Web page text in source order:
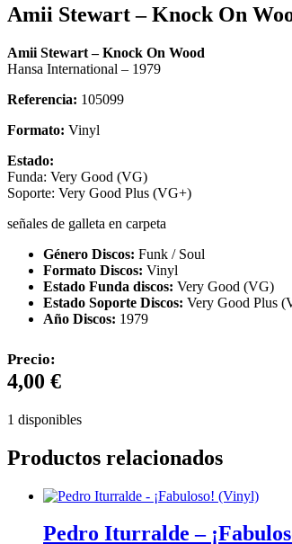
Amii Stewart – Knock On
Amii Stewart – Knock On Wood
Hansa International – 1979
Referencia: 105099
Formato: Vinyl
Estado:
Funda: Very Good (VG)
Soporte: Very Good Plus (VG+)
señales de galleta en carpeta
Género Discos: Funk / Soul
Formato Discos: Vinyl
Estado Funda discos: Very Good (VG)
Estado Soporte Discos: Very Good Plus
Año Discos: 1979
Precio:
4,00 €
1 disponibles
Productos relacionados
Pedro Iturralde –